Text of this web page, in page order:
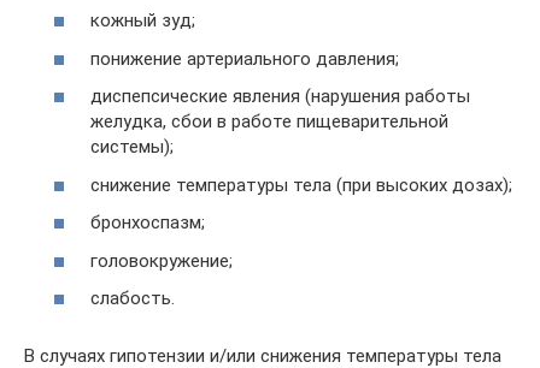
кожный зуд;
понижение артериального давления;
диспепсические явления (нарушения работы
желудка, сбои в работе пищеварительной
системы);
снижение температуры тела (при высоких дозах);
бронхоспазм;
головокружение;
слабость.
В случаях гипотензии и/или снижения температуры тела